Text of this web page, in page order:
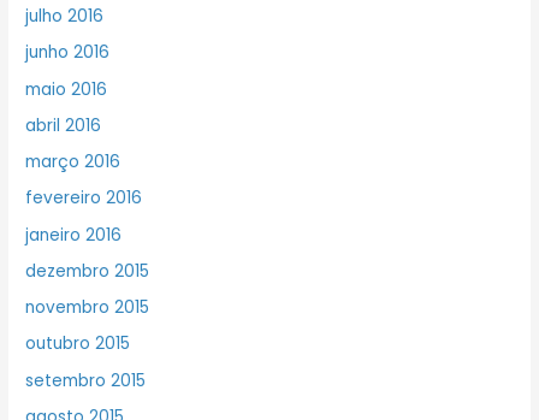
julho 2016
junho 2016
maio 2016
abril 2016
março 2016
fevereiro 2016
janeiro 2016
dezembro 2015
novembro 2015
outubro 2015
setembro 2015